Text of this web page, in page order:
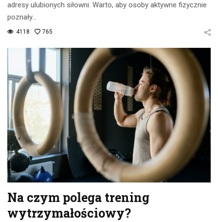
adresy ulubionych siłowni. Warto, aby osoby aktywne fizycznie
poznały…
4118 765
Na czym polega trening
wytrzymałościowy?